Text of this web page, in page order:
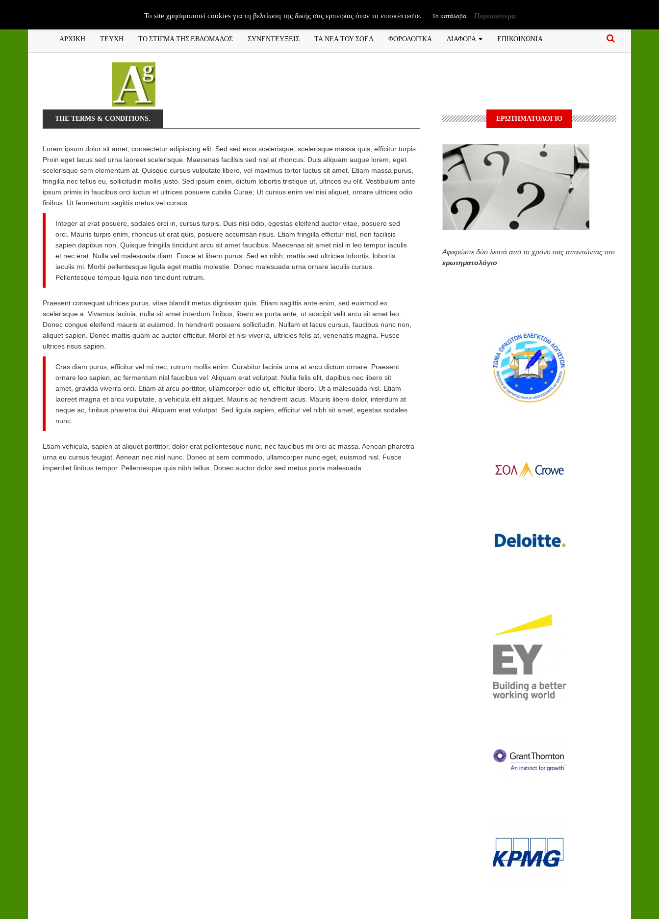
ΑΡΧΙΚΗ ΤΕΥΧΗ ΤΟ ΣΤΙΓΜΑ ΤΗΣ ΕΒΔΟΜΑΔΟΣ ΣΥΝΕΝΤΕΥΞΕΙΣ ΤΑ ΝΕΑ ΤΟΥ ΣΟΕΛ ΦΟΡΟΛΟΓΙΚΑ ΔΙΑΦΟΡΑ ΕΠΙΚΟΙΝΩΝΙΑ
THE TERMS & CONDITIONS.
Lorem ipsum dolor sit amet, consectetur adipiscing elit. Sed sed eros scelerisque, scelerisque massa quis, efficitur turpis.
Proin eget lacus sed urna laoreet scelerisque. Maecenas facilisis sed nisl at rhoncus. Duis aliquam augue lorem, eget
scelerisque sem elementum at. Quisque cursus vulputate libero, vel maximus tortor luctus sit amet. Etiam massa purus,
fringilla nec tellus eu, sollicitudin mollis justo. Sed ipsum enim, dictum lobortis tristique ut, ultrices eu elit. Vestibulum ante
ipsum primis in faucibus orci luctus et ultrices posuere cubilia Curae; Ut cursus enim vel nisi aliquet, ornare ultrices odio
finibus. Ut fermentum sagittis metus vel cursus.
Integer at erat posuere, sodales orci in, cursus turpis. Duis nisi odio, egestas eleifend auctor vitae, posuere sed
orci. Mauris turpis enim, rhoncus ut erat quis, posuere accumsan risus. Etiam fringilla efficitur nisl, non facilisis
sapien dapibus non. Quisque fringilla tincidunt arcu sit amet faucibus. Maecenas sit amet nisl in leo tempor iaculis
et nec erat. Nulla vel malesuada diam. Fusce at libero purus. Sed ex nibh, mattis sed ultricies lobortis, lobortis
iaculis mi. Morbi pellentesque ligula eget mattis molestie. Donec malesuada urna ornare iaculis cursus.
Pellentesque tempus ligula non tincidunt rutrum.
Praesent consequat ultrices purus, vitae blandit metus dignissim quis. Etiam sagittis ante enim, sed euismod ex
scelerisque a. Vivamus lacinia, nulla sit amet interdum finibus, libero ex porta ante, ut suscipit velit arcu sit amet leo.
Donec congue eleifend mauris at euismod. In hendrerit posuere sollicitudin. Nullam et lacus cursus, faucibus nunc non,
aliquet sapien. Donec mattis quam ac auctor efficitur. Morbi et nisi viverra, ultricies felis at, venenatis magna. Fusce
ultrices risus sapien.
Cras diam purus, efficitur vel mi nec, rutrum mollis enim. Curabitur lacinia urna at arcu dictum ornare. Praesent
ornare leo sapien, ac fermentum nisl faucibus vel. Aliquam erat volutpat. Nulla felis elit, dapibus nec libero sit
amet, gravida viverra orci. Etiam at arcu porttitor, ullamcorper odio ut, efficitur libero. Ut a malesuada nisl. Etiam
laoreet magna et arcu vulputate, a vehicula elit aliquet. Mauris ac hendrerit lacus. Mauris libero dolor, interdum at
neque ac, finibus pharetra dui. Aliquam erat volutpat. Sed ligula sapien, efficitur vel nibh sit amet, egestas sodales
nunc.
Etiam vehicula, sapien at aliquet porttitor, dolor erat pellentesque nunc, nec faucibus mi orci ac massa. Aenean pharetra
urna eu cursus feugiat. Aenean nec nisl nunc. Donec at sem commodo, ullamcorper nunc eget, euismod nisl. Fusce
imperdiet finibus tempor. Pellentesque quis nibh tellus. Donec auctor dolor sed metus porta malesuada.
ΕΡΩΤΗΜΑΤΟΛΟΓΙΟ
Αφιερώστε δύο λεπτά από το χρόνο σας απαντώντας στο
ερωτηματολόγιο
To site χρησιμοποιεί cookies για τη βελτίωση της δικής σας εμπειρίας όταν το επισκέπτεστε. Το κατάλαβα Περισσότερα